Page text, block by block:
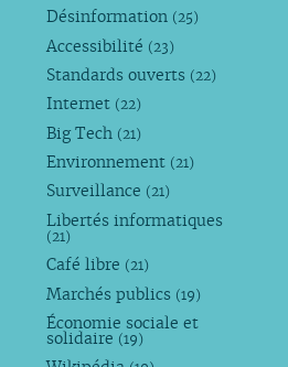
Désinformation (25)
Accessibilité (23)
Standards ouverts (22)
Internet (22)
Big Tech (21)
Environnement (21)
Surveillance (21)
Libertés informatiques
(21)
Café libre (21)
Marchés publics (19)
Économie sociale et
solidaire (19)